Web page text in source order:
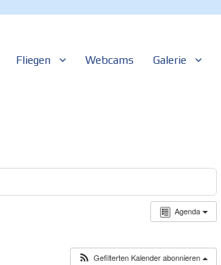
Fliegen Webcams Galerie
Agenda
Gefilterten Kalender abonnieren